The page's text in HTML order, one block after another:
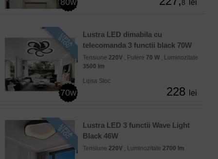
80w 8 lei
70w
Lustra LED dimabila cu
telecomanda 3 functii black 70W
Tensiune 220V , Putere 70 W , Luminozitate
3500 lm
Lipsa Stoc
228 lei
Lustra LED 3 functii Wave Light
Black 46W
Tensiune 220V , Luminozitate 2700 lm